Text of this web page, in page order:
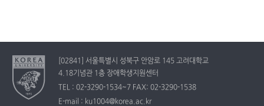
[02841] 서울특별시 성북구 안암로 145 고려대학교
4.18기념관 1층 장애학생지원센터
TEL : 02-3290-1534~7 FAX: 02-3290-1538
E-mail : ku1004@korea.ac.kr